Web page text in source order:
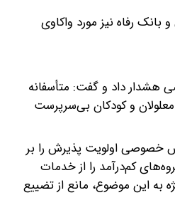
رفاه نیز مورد واکاوی
داد و گفت: متأسفانه
و کودکان بی‌سرپرست
خصوصی اولویت پذیرش را بر
کم‌درآمد را از خدمات
این موضوع، مانع از تضییع